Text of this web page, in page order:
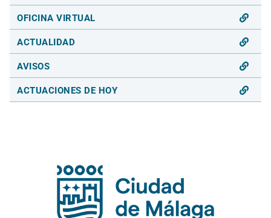
OFICINA VIRTUAL
ACTUALIDAD
AVISOS
ACTUACIONES DE HOY